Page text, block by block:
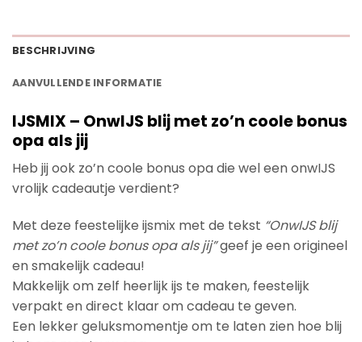
BESCHRIJVING
AANVULLENDE INFORMATIE
IJSMIX – OnwIJS blij met zo’n coole bonus
opa als jij
Heb jij ook zo’n coole bonus opa die wel een onwIJS
vrolijk cadeautje verdient?
Met deze feestelijke ijsmix met de tekst “OnwIJS blij
met zo’n coole bonus opa als jij”geef je een origineel
en smakelijk cadeau!
Makkelijk om zelf heerlijk ijs te maken, feestelijk
verpakt en direct klaar om cadeau te geven.
Een lekker geluksmomentje om te laten zien hoe blij